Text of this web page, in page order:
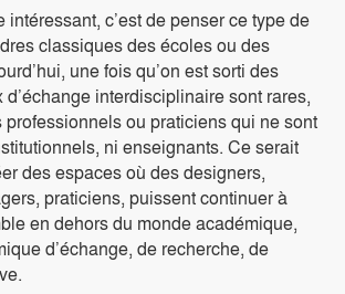
intéressant, c’est de penser ce type de
classiques des écoles ou des
une fois qu’on est sorti des
interdisciplinaire sont rares,
professionnels ou praticiens qui ne sont
ni enseignants. Ce serait
des espaces où des designers,
praticiens, puissent continuer à
en dehors du monde académique,
d’échange, de recherche, de